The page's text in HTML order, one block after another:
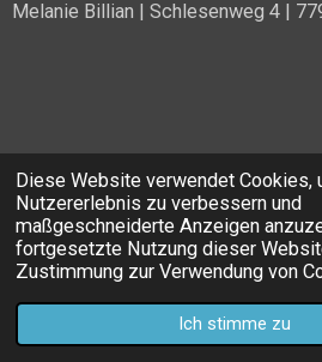
Diese Website verwendet Cookies,
Nutzererlebnis zu verbessern und
maßgeschneiderte Anzeigen
fortgesetzte Nutzung dieser
Zustimmung zur Verwendung von
Ich stimme zu
Melanie Billian | Schlesenweg 4 |
Impressum|AGB
© 2023 - 2026 billianmelanie
Telefon